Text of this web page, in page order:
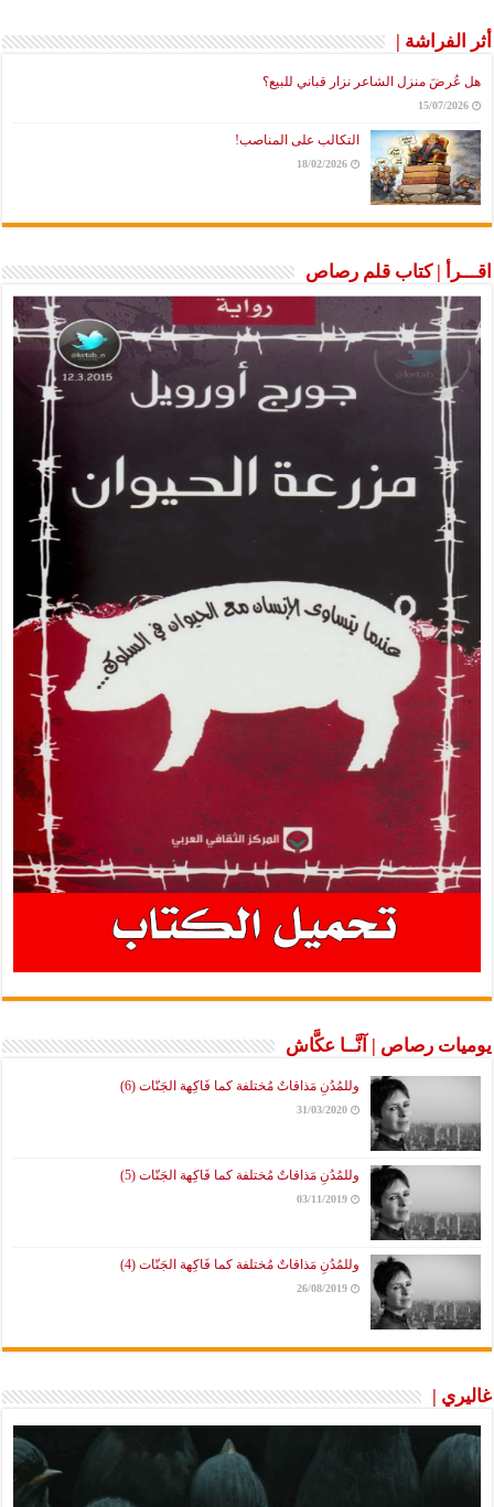
أثر الفراشة |
هل عُرضَ منزل الشاعر نزار قباني للبيع؟
15/07/2026
التكالب على المناصب!
18/02/2026
اقـــرأ | كتاب قلم رصاص
يوميات رصاص | آنَّــا عكَّاش
وللمُدُنِ مَذاقاتٌ مُختلفة كما فَاكِهة الجَنّات (6)
31/03/2020
وللمُدُنِ مَذاقاتٌ مُختلفة كما فَاكِهة الجَنّات (5)
03/11/2019
وللمُدُنِ مَذاقاتٌ مُختلفة كما فَاكِهة الجَنّات (4)
26/08/2019
غاليري |